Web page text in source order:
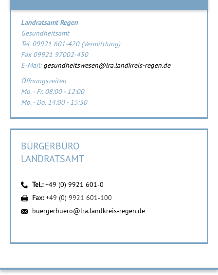
Landratsamt Regen
Gesundheitsamt
Tel. 09921 601-420 (Vermittlung)
Fax 09921 97002-450
E-Mail:gesundheitswesen@lra.landkreis-regen.de
Öffnungszeiten
Mo. - Fr. 08:00 - 12:00
Mo. - Do. 14:00 - 15:30
BÜRGERBÜRO
LANDRATSAMT
Tel.:+49 (0) 9921 601-0
Fax:+49 (0) 9921 601-100
buergerbuero@lra.landkreis-regen.de